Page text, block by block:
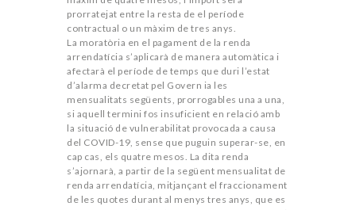
prorratejat entre la resta de el període
contractual o un màxim de tres anys.
La moratòria en el pagament de la renda
arrendatícia s’aplicarà de manera automàtica i
afectarà el període de temps que duri l’estat
d’alarma decretat pel Govern ia les
mensualitats següents, prorrogables una a una,
si aquell termini fos insuficient en relació amb
la situació de vulnerabilitat provocada a causa
del COVID-19, sense que puguin superar-se, en
cap cas, els quatre mesos. La dita renda
s’ajornarà, a partir de la següent mensualitat de
renda arrendatícia, mitjançant el fraccionament
de les quotes durant al menys tres anys, que es